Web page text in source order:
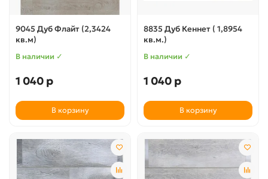
9045 Дуб Флайт (2,3424
кв.м)
В наличии ✓
1 040 р
В корзину
8835 Дуб Кеннет ( 1,8954
кв.м.)
В наличии ✓
1 040 р
В корзину